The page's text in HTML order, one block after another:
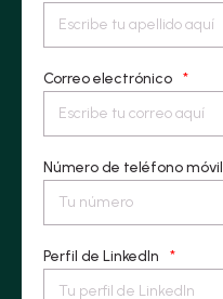
Correo electrónico *
Número de teléfono móvil
Perfil de LinkedIn *